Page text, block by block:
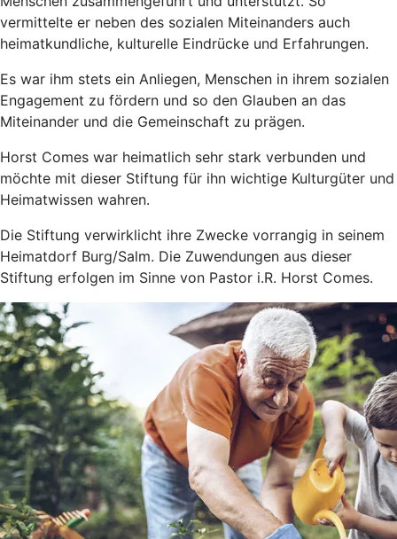
vermittelte er neben des sozialen Miteinanders auch
heimatkundliche, kulturelle Eindrücke und Erfahrungen.
Es war ihm stets ein Anliegen, Menschen in ihrem sozialen
Engagement zu fördern und so den Glauben an das
Miteinander und die Gemeinschaft zu prägen.
Horst Comes war heimatlich sehr stark verbunden und
möchte mit dieser Stiftung für ihn wichtige Kulturgüter und
Heimatwissen wahren.
Die Stiftung verwirklicht ihre Zwecke vorrangig in seinem
Heimatdorf Burg/Salm. Die Zuwendungen aus dieser
Stiftung erfolgen im Sinne von Pastor i.R. Horst Comes.